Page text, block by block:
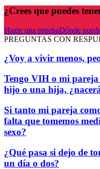
¿Crees que puedes
Hazte una pruebaDónde
PREGUNTAS CON
¿Voy a vivir menos,
Tengo VIH o mi
hijo o una hija,
Si tanto mi pareja
falta que tomemos
sexo?
¿Qué pasa si dejo de
un día o dos?